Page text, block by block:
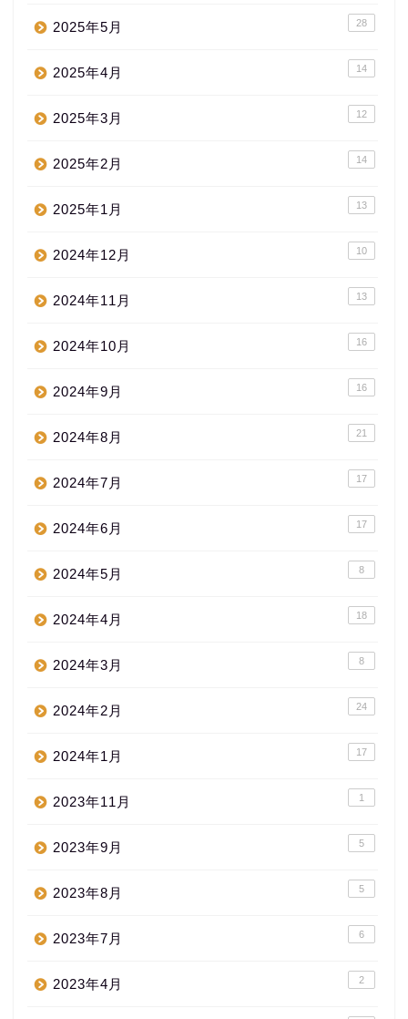
2025年5月 28
2025年4月 14
2025年3月 12
2025年2月 14
2025年1月 13
2024年12月 10
2024年11月 13
2024年10月 16
2024年9月 16
2024年8月 21
2024年7月 17
2024年6月 17
2024年5月 8
2024年4月 18
2024年3月 8
2024年2月 24
2024年1月 17
2023年11月 1
2023年9月 5
2023年8月 5
2023年7月 6
2023年4月 2